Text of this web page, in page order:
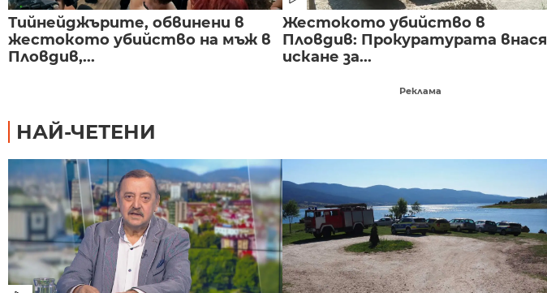
Тийнейджърите, обвинени в
жестокото убийство на мъж в
Пловдив,...
Жестокото убийство в
Пловдив: Прокуратурата внася
искане за...
Реклама
НАЙ-ЧЕТЕНИ